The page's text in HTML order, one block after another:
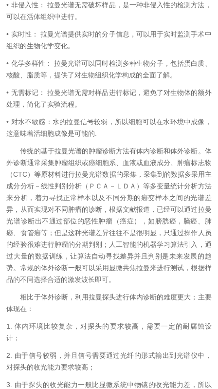
• 非侵入性： 拉曼光谱无需破坏样品，是一种非侵入性的检测方法，
可以在活体组织中进行。
• 实时性： 拉曼光谱提供实时的分子信息，可以用于实时监测手术中
组织的生物化学变化。
• 化学多样性： 拉曼光谱可以同时检测多种生物分子，包括蛋白质、
核酸、脂质等，提供了对生物组织化学构成的全面了解。
• 无需标记： 拉曼光谱无需对样品进行标记，避免了对生物体的额外
处理，简化了实验流程。
• 对水不敏感：水的拉曼信号较弱，所以细胞可以在水环境中成像，
这意味着活细胞成像是可能的.
传统的基于拉曼光谱的肿瘤诊断方法有体内诊断和体外诊断。体
外诊断通常采集肿瘤组织或癌细胞系、血液或血液成分、肿瘤标志物
（CTC）等原材料进行拉曼光谱数据的采集，采集到的数据多采用主
成分分析－线性判别分析（ＰＣＡ－ＬＤＡ）等多变量统计分析方法
来分析，着力寻找正常样本以及不同分期的癌变样本之间的光谱差
异，从而实现对不同肿瘤的诊断，根据文献报道，已经可以通过拉曼
光谱诊断出不通过部位的恶性肿瘤（癌症），如膀胱癌，脑癌、肺
癌、食管癌等；但是这种光谱差异往往不是很明显，只通过操作人员
的经验很难进行肿瘤的分期判别；人工智能的机器学习算法引入，通
过大量的数据训练，让算法自动寻找差异并且判别是未来发展的趋
势。常规的体外诊断一般可以采用显微共焦拉曼来进行测试，根据样
品的不同选择合适的激发波长即可。
相比于体外诊断，利用拉曼探头进行体内诊断的难度更大；主要
体现在：
1. 体内环境比较复杂，对探头的要求较高，需要一定的耐腐蚀设
计；
2. 由于信号较弱，并且信号需要通过光纤的形式输出到光谱仪中，
对探头的收光能力要求较高；
3. 由于探头的收光能力一般比显微系统中物镜的收光能力差，所以